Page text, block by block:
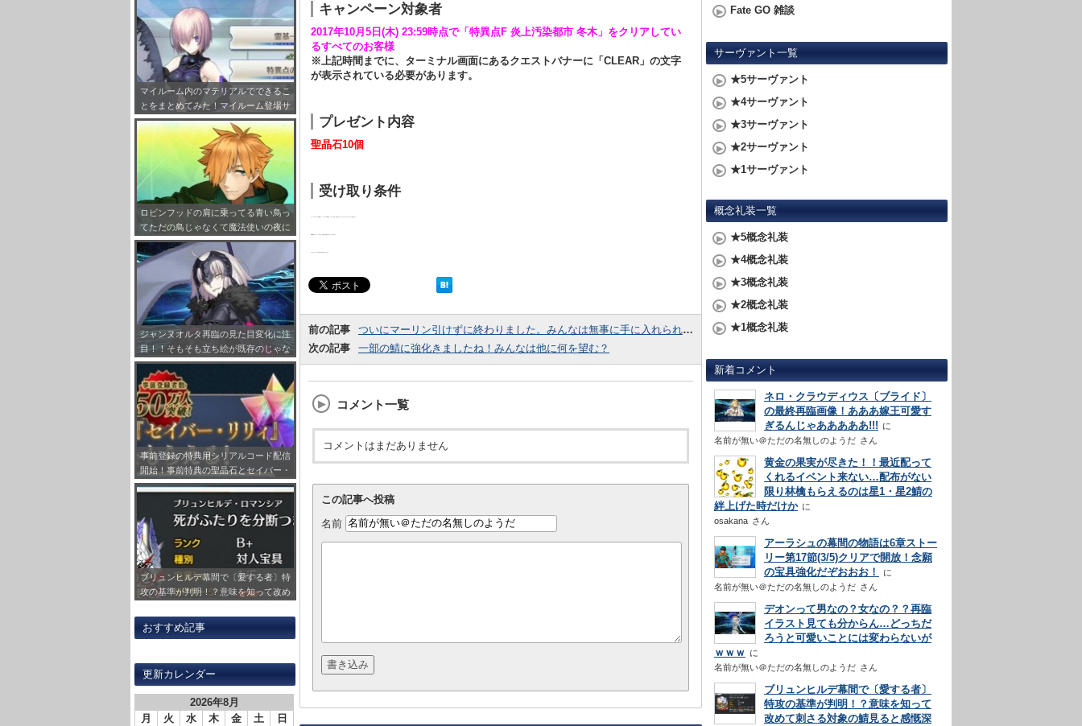
マイルーム内のマテリアルでできるこ
とをまとめてみた！マイルーム登場サ
ーヴァント設定も！
ロビンフッドの肩に乗ってる青い鳥っ
てただの鳥じゃなくて魔法使いの夜に
出てくるロビンなのな！ロビンonロ
ビンｗｗｗ
ジャンヌオルタ再臨の見た目変化に注
目！！そもそも立ち絵が既存のじゃな
く描き下ろしだっただけで不意打ちで
したｗｗｗ
事前登録の特典用シリアルコード配信
開始！事前特典の聖晶石とセイバー・
リリィの受け取り方法をまとめてみ
ブリュンヒルデ幕間で〔愛する者〕特
攻の基準が判明！？意味を知って改め
が…
おすすめ記事
更新カレンダー
2026年8月
月
火 水 木 金 土 日
キャンペーン対象者
2017年10月5日(木) 23:59時点で「特異点F 炎上汚染都市 冬木」をクリアしてい
るすべてのお客様
※上記時間までに、ターミナル画面にあるクエストバナーに「CLEAR」の文字
が表示されている必要があります。
プレゼント内容
聖晶石10個
受け取り条件
前の記事
ついにマーリン引けずに終わりました。みんなは無事に手に入れられた？
次の記事
一部の鯖に強化きましたね！みんなは他に何を望む？
コメント一覧
コメントはまだありません
この記事へ投稿
名前
Fate GO 雑談
サーヴァント一覧
★5サーヴァント
★4サーヴァント
★3サーヴァント
★2サーヴァント
★1サーヴァント
概念礼装一覧
★5概念礼装
★4概念礼装
★3概念礼装
★2概念礼装
★1概念礼装
新着コメント
ネロ・クラウディウス〔ブライド〕
の最終再臨画像！あああ嫁王可愛す
ぎるんじゃあああああ!!!
名前が無い＠ただの名無しのようだ さん
黄金の果実が尽きた！！最近配って
くれるイベント来ない…配布がない
限り林檎もらえるのは星1・星2鯖の
絆上げた時だけか
osakana さん
アーラシュの幕間の物語は6章ストー
リー第17節(3/5)クリアで開放！念願
の宝具強化だぞおおお！
名前が無い＠ただの名無しのようだ さん
デオンって男なの？女なの？？再臨
イラスト見ても分からん…どっちだ
ろうと可愛いことには変わらないが
ｗｗｗ
名前が無い＠ただの名無しのようだ さん
ブリュンヒルデ幕間で〔愛する者〕
特攻の基準が判明！？意味を知って
改めて刺さる対象の鯖見ると感慨深